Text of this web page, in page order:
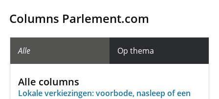
Columns Parlement.com
Alle Op thema
Alle columns
Lokale verkiezingen: voorbode, nasleep of een